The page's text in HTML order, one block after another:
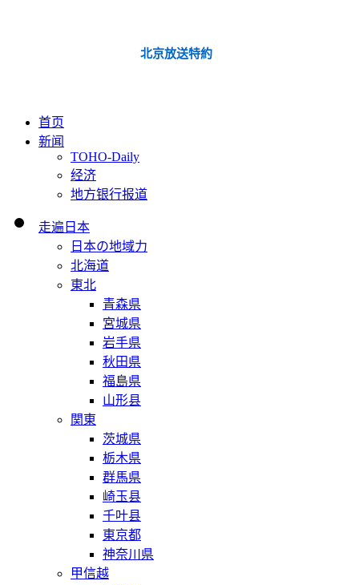
北京放送特約
首页
新闻
TOHO-Daily
经济
地方银行报道
走遍日本
日本の地域力
北海道
東北
青森県
宮城県
岩手県
秋田県
福島県
山形县
関東
茨城県
栃木県
群馬県
崎玉县
千叶县
東京都
神奈川県
甲信越